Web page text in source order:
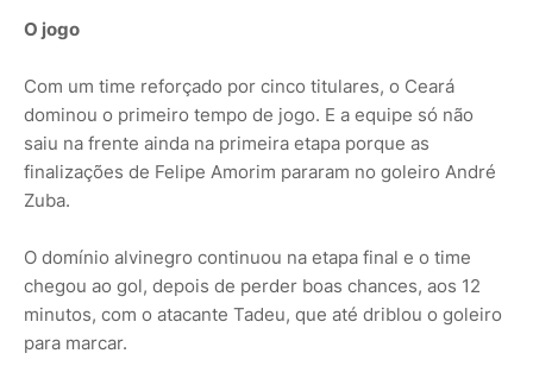
O jogo
Com um time reforçado por cinco titulares, o Ceará
dominou o primeiro tempo de jogo. E a equipe só não
saiu na frente ainda na primeira etapa porque as
finalizações de Felipe Amorim pararam no goleiro André
Zuba.
O domínio alvinegro continuou na etapa final e o time
chegou ao gol, depois de perder boas chances, aos 12
minutos, com o atacante Tadeu, que até driblou o goleiro
para marcar.